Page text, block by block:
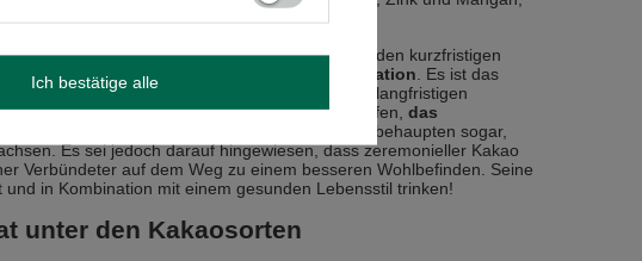
zeremoniellen Kakaos erwarten? Zu den kurzfristigen
verbesserte Stimmung erhöhte Konzentration . Es ist das
oder vor einer wichtigen Sitzung brauchst. Die langfristigen
Regelmäßiger Konsum kann helfen, das
. Einige Liebhaber behaupten sogar,
Es sei jedoch darauf hingewiesen, dass zeremonieller Kakao
Verbündeter auf dem Weg zu einem besseren Wohlbefinden. Seine
in Kombination mit einem gesunden Lebensstil trinken!
unter den Kakaosorten
Ich bestätige alle